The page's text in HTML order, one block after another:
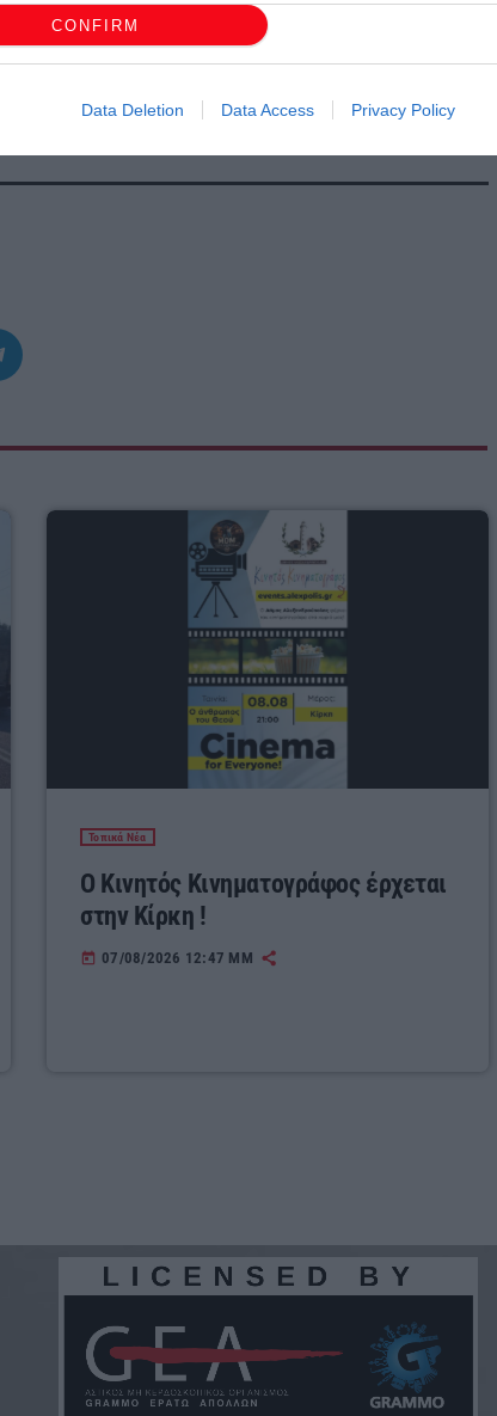
CONFIRM
Data Deletion Data Access Privacy Policy
ιδιαίτερα!
Τοπικά Νέα
Ο Κινητός Κινηματογράφος έρχεται
στην Κίρκη !
today 07/08/2026 12:47 ΜΜ